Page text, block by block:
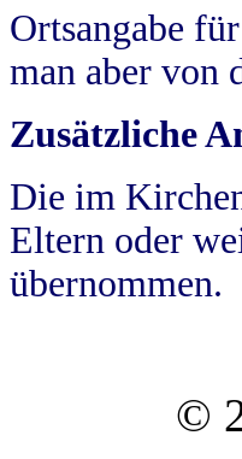
Ortsangabe
man aber von
Zusätzliche
Die im
Eltern oder
übernommen.
©